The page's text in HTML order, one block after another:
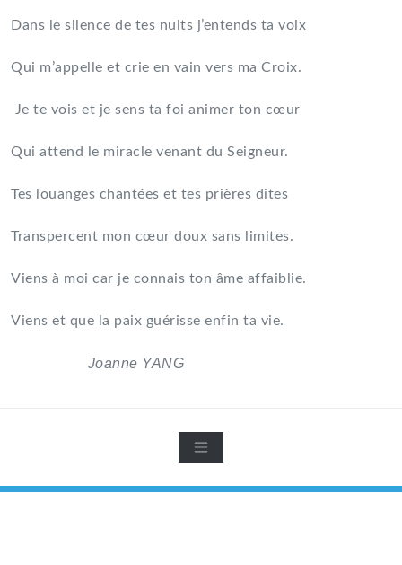
Dans le silence de tes nuits j’entends ta voix
Qui m’appelle et crie en vain vers ma Croix.
Je te vois et je sens ta foi animer ton cœur
Qui attend le miracle venant du Seigneur.
Tes louanges chantées et tes prières dites
Transpercent mon cœur doux sans limites.
Viens à moi car je connais ton âme affaiblie.
Viens et que la paix guérisse enfin ta vie.
Joanne YANG